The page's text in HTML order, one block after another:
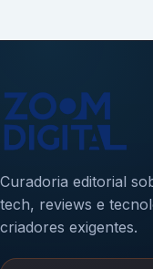
Curadoria editorial
tech, reviews e
criadores exigentes.